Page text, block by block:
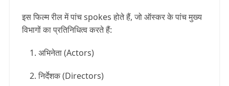
इस फिल्म रील में पांच spokes होते हैं, जो ऑस्कर के पांच मुख्य
विभागों का प्रतिनिधित्व करते हैं:
अभिनेता (Actors)
निर्देशक (Directors)